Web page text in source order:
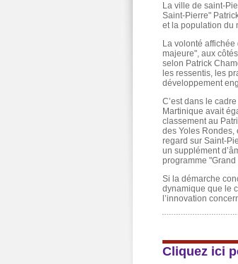
La ville de saint-
Saint-Pierre"
et la population du
La volonté
majeure", aux
selon Patrick
les ressentis, les
développement
C’est dans le
Martinique avait
classement au
des Yoles Rondes,
regard sur Saint-
un supplément
programme
Si la démarche
dynamique que le
l’innovation
Cliquez ici